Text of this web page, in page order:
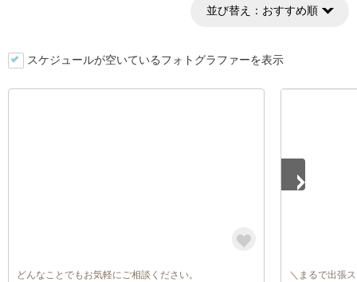
並び替え： おすすめ順
スケジュールが空いているフォトグラファーを表示
どんなことでもお気軽にご相談ください。 ＼まるで出張